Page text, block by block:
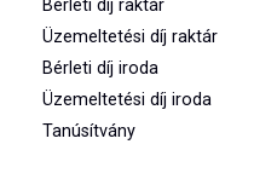
Bérleti díj raktár
Üzemeltetési díj raktár
Bérleti díj iroda
Üzemeltetési díj iroda
Tanúsítvány